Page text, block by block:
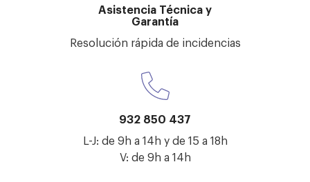
Asistencia Técnica y
Garantía
Resolución rápida de incidencias
932 850 437
L-J: de 9h a 14h y de 15 a 18h
V: de 9h a 14h